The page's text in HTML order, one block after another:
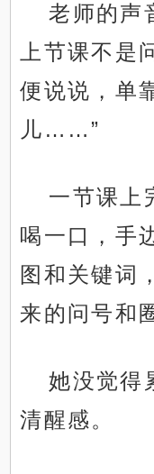
老师的声
上节课不是
便说说，单
儿……”
一节课上
喝一口，手
图和关键词
来的问号和
她没觉得
清醒感。